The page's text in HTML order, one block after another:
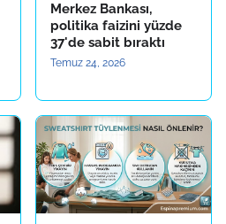
Merkez Bankası,
politika faizini yüzde
37'de sabit bıraktı
Temuz 24, 2026